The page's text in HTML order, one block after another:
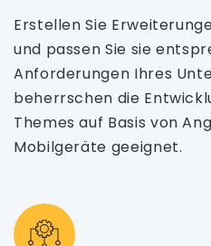
Erstellen Sie
und passen Sie sie
Anforderungen Ihres
beherrschen die
Themes auf Basis von
Mobilgeräte geeignet.